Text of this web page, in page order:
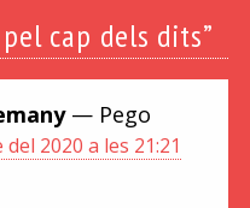
cap dels dits”
— Pego
2020 a les 21:21